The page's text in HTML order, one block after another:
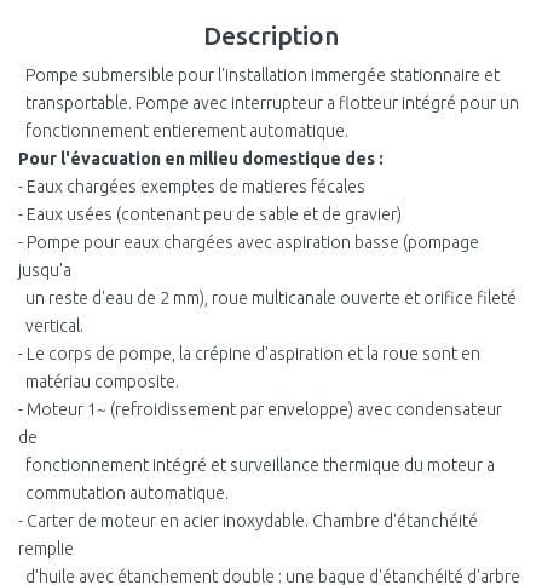
Description
Pompe submersible pour l'installation immergée stationnaire et
transportable. Pompe avec interrupteur a flotteur intégré pour un
fonctionnement entierement automatique.
Pour l'évacuation en milieu domestique des :
- Eaux chargées exemptes de matieres fécales
- Eaux usées (contenant peu de sable et de gravier)
- Pompe pour eaux chargées avec aspiration basse (pompage
jusqu'a
un reste d'eau de 2 mm), roue multicanale ouverte et orifice fileté
vertical.
- Le corps de pompe, la crépine d'aspiration et la roue sont en
matériau composite.
- Moteur 1~ (refroidissement par enveloppe) avec condensateur
de
fonctionnement intégré et surveillance thermique du moteur a
commutation automatique.
- Carter de moteur en acier inoxydable. Chambre d'étanchéité
remplie
d'huile avec étanchement double : une bague d'étanchéité d'arbre